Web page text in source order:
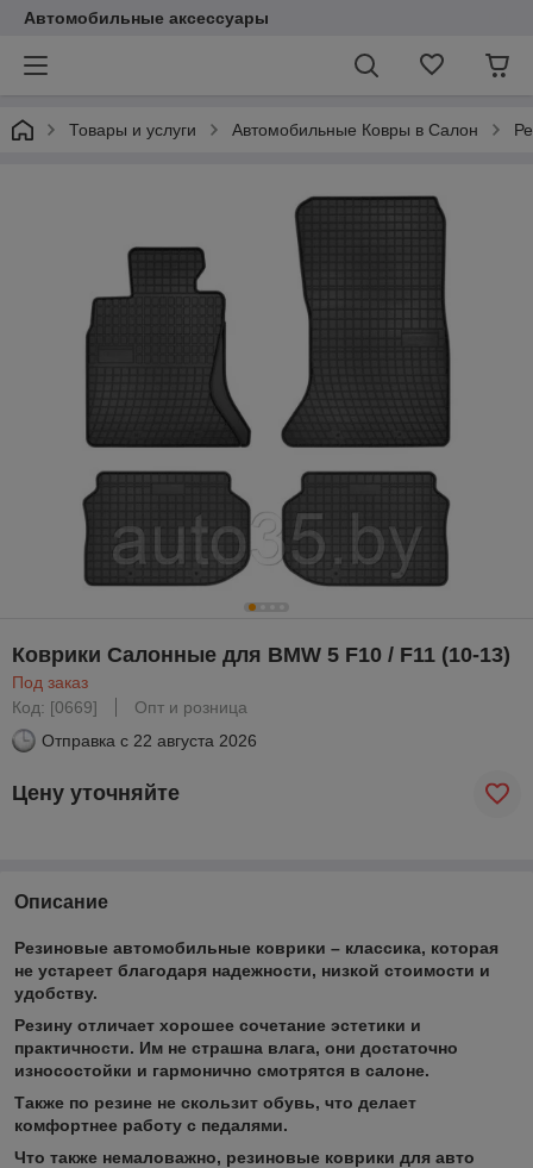
Автомобильные аксессуары
Товары и услуги Автомобильные Ковры в Салон
Коврики Салонные для BMW 5 F10 / F11 (10-13)
Под заказ
Код: [0669]
Опт и розница
Отправка с 22 августа 2026
Цену уточняйте
Описание
Резиновые автомобильные коврики – классика, которая
не устареет благодаря надежности, низкой стоимости и
удобству.
Резину отличает хорошее сочетание эстетики и
практичности. Им не страшна влага, они достаточно
износостойки и гармонично смотрятся в салоне.
Также по резине не скользит обувь, что делает
комфортнее работу с педалями.
Что также немаловажно, резиновые коврики для авто